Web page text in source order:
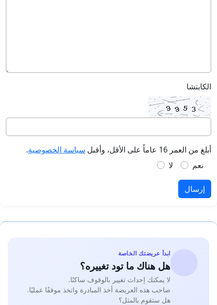
الكابتشا
أبلغ من العمر 16 عاماً على الأقل، وأقبل سياسة الخصوصية.
نعم
لا
إرسال
ابدأ عريضتك الخاصة
هل هناك ما تود تغييره؟
لا يمكنك إحداث تغيير بالوقوف ساكنًا.
صاحب هذه العريضة أخذ المبادرة واتخذ موقفًا عمليًا.
هل ستقوم بالمثل؟